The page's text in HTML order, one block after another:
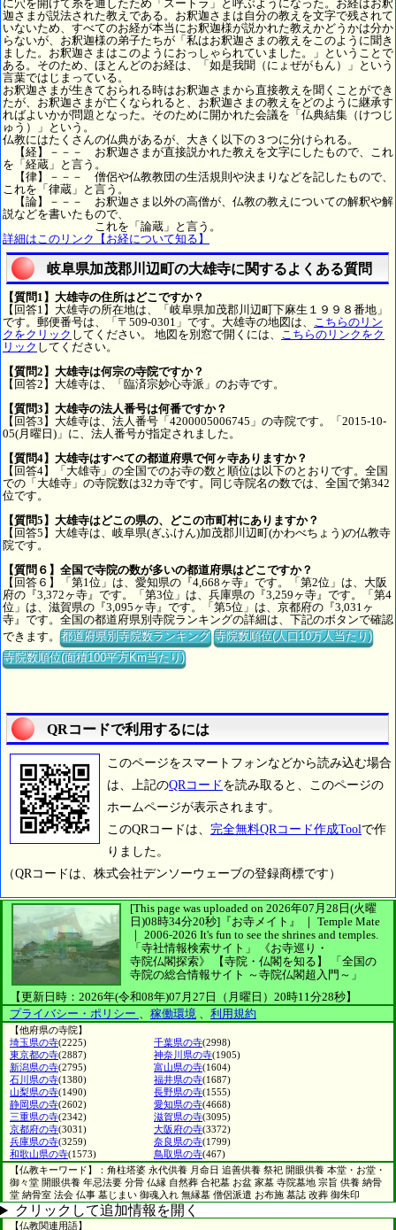
に穴を開けて糸を通したため「スートラ」と呼ぶようになった。お経はお釈
迦さまが説法された教えである。お釈迦さまは自分の教えを文字で残されて
いないため、すべてのお経が本当にお釈迦様が説かれた教えかどうかは分か
らないが、お釈迦様の弟子たちが「私はお釈迦さまの教えをこのように聞き
ました。お釈迦さまはこのようにおっしゃられていました。」ということで
ある。そのため、ほとんどのお経は、「如是我聞（にょぜがもん）」という
言葉ではじまっている。
お釈迦さまが生きておられる時はお釈迦さまから直接教えを聞くことができ
たが、お釈迦さまが亡くなられると、お釈迦さまの教えをどのように継承す
ればよいかが問題となった。そのために開かれた会議を「仏典結集（けつじ
ゅう）」という。
仏教にはたくさんの仏典があるが、大きく以下の３つに分けられる。
【経】－－－ お釈迦さまが直接説かれた教えを文字にしたもので、これ
を「経蔵」と言う。
【律】－－－ 僧侶や仏教教団の生活規則や決まりなどを記したもので、
これを「律蔵」と言う。
【論】－－－ お釈迦さま以外の高僧が、仏教の教えについての解釈や解
説などを書いたもので、
これを「論蔵」と言う。
詳細はこのリンク【お経について知る】
岐阜県加茂郡川辺町の大雄寺に関するよくある質問
【質問1】大雄寺の住所はどこですか？
【回答1】大雄寺の所在地は、「岐阜県加茂郡川辺町下麻生１９９８番地」
です。郵便番号は、「〒509-0301」です。大雄寺の地図は、 こちらのリン
クをクリック してください。 地図を別窓で開くには、 こちらのリンクをク
リック してください。
【質問2】大雄寺は何宗の寺院ですか？
【回答2】大雄寺は、「臨済宗妙心寺派」のお寺です。
【質問3】大雄寺の法人番号は何番ですか？
【回答3】大雄寺は、法人番号「4200005006745」の寺院です。「2015-10-
05(月曜日)」に、法人番号が指定されました。
【質問4】大雄寺はすべての都道府県で何ヶ寺ありますか？
【回答4】「大雄寺」の全国でのお寺の数と順位は以下のとおりです。全国
での「大雄寺」の寺院数は32カ寺です。同じ寺院名の数では、全国で第342
位です。
【質問5】大雄寺はどこの県の、どこの市町村にありますか？
【回答5】大雄寺は、岐阜県(ぎふけん)加茂郡川辺町(かわべちょう)の仏教寺
院です。
【質問６】全国で寺院の数が多いの都道府県はどこですか？
【回答６】「第1位」は、愛知県の『4,668ヶ寺』です。「第2位」は、大阪
府の『3,372ヶ寺』です。「第3位」は、兵庫県の『3,259ヶ寺』です。「第4
位」は、滋賀県の『3,095ヶ寺』です。「第5位」は、京都府の『3,031ヶ
寺』です。全国の都道府県別寺院ランキングの詳細は、下記のボタンで確認
できます。都道府県別寺院数ランキング 寺院数順位(人口10万人当たり)
寺院数順位(面積100平方Km当たり)
QRコードで利用するには
このページをスマートフォンなどから読み込む場合
は、上記のQRコード を読み取ると、このページの
ホームページが表示されます。
このQRコードは、 完全無料QRコード作成Toolで作
りました。
（QRコードは、株式会社デンソーウェーブの登録商標です）
[This page was uploaded on 2026年07月28日(火曜
日)08時34分20秒] 『お寺メイト』 ｜ Temple Mate
｜ 2006-2026 It's fun to see the shrines and temples.
「寺社情報検索サイト」
《お寺巡り・
寺院仏閣探索》
【寺院・仏閣を知る】
「全国の
寺院の総合情報サイト ～寺院仏閣超入門～」
【更新日時：2026年(令和08年)07月27日（月曜日）20時11分28秒】
プライバシー・ポリシー 、 稼働環境 、 利用規約
【他府県の寺院】
埼玉県の寺(2225) 千葉県の寺(2998)
東京都の寺(2887) 神奈川県の寺(1905)
新潟県の寺(2795) 富山県の寺(1604)
石川県の寺(1380) 福井県の寺(1687)
山梨県の寺(1490) 長野県の寺(1555)
静岡県の寺(2602) 愛知県の寺(4668)
三重県の寺(2342) 滋賀県の寺(3095)
京都府の寺(3031) 大阪府の寺(3372)
兵庫県の寺(3259) 奈良県の寺(1799)
和歌山県の寺(1573) 鳥取県の寺(467)
【仏教キーワード】：角柱塔婆 永代供養 月命日 追善供養 祭祀 開眼供養 本堂・お堂・
御々堂 開眼供養 年忌法要 分骨 仏縁 自然葬 合祀墓 お盆 家墓 寺院墓地 宗旨 供養 納骨
堂 納骨室 法会 仏事 墓じまい 御魂入れ 無縁墓 僧侶派遣 お布施 墓誌 改葬 御朱印
クリックして追加情報を開く
【仏教関連用語】